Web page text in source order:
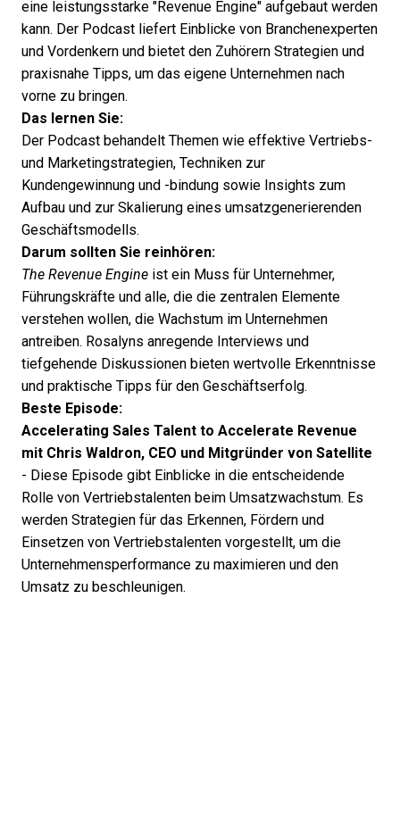
eine leistungsstarke "Revenue Engine" aufgebaut werden
kann. Der Podcast liefert Einblicke von Branchenexperten
und Vordenkern und bietet den Zuhörern Strategien und
praxisnahe Tipps, um das eigene Unternehmen nach
vorne zu bringen.
Das lernen Sie:
Der Podcast behandelt Themen wie effektive Vertriebs-
und Marketingstrategien, Techniken zur
Kundengewinnung und -bindung sowie Insights zum
Aufbau und zur Skalierung eines umsatzgenerierenden
Geschäftsmodells.
Darum sollten Sie reinhören:
The Revenue Engine ist ein Muss für Unternehmer,
Führungskräfte und alle, die die zentralen Elemente
verstehen wollen, die Wachstum im Unternehmen
antreiben. Rosalyns anregende Interviews und
tiefgehende Diskussionen bieten wertvolle Erkenntnisse
und praktische Tipps für den Geschäftserfolg.
Beste Episode:
Accelerating Sales Talent to Accelerate Revenue
mit Chris Waldron, CEO und Mitgründer von Satellite
- Diese Episode gibt Einblicke in die entscheidende
Rolle von Vertriebstalenten beim Umsatzwachstum. Es
werden Strategien für das Erkennen, Fördern und
Einsetzen von Vertriebstalenten vorgestellt, um die
Unternehmensperformance zu maximieren und den
Umsatz zu beschleunigen.